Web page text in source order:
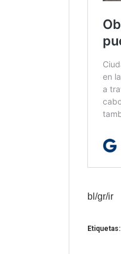
bl/gr/ir
Etiquetas: